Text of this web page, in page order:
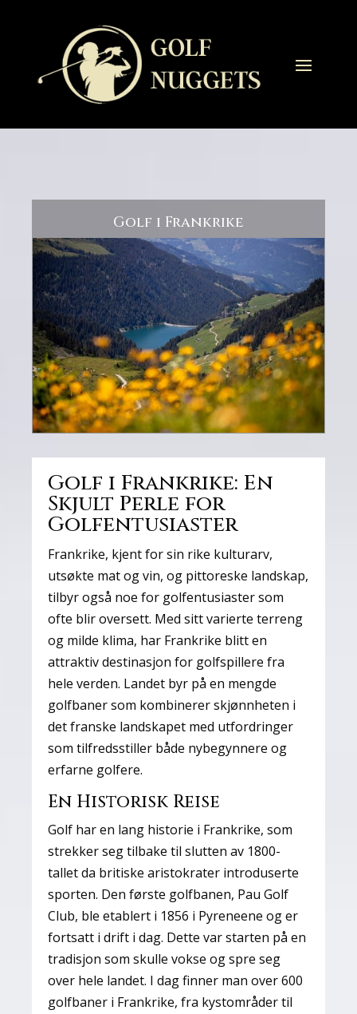
Golf i Frankrike
Golf i Frankrike: En
Skjult Perle for
Golfentusiaster
Frankrike, kjent for sin rike kulturarv,
utsøkte mat og vin, og pittoreske landskap,
tilbyr også noe for golfentusiaster som
ofte blir oversett. Med sitt varierte terreng
og milde klima, har Frankrike blitt en
attraktiv destinasjon for golfspillere fra
hele verden. Landet byr på en mengde
golfbaner som kombinerer skjønnheten i
det franske landskapet med utfordringer
som tilfredsstiller både nybegynnere og
erfarne golfere.
En Historisk Reise
Golf har en lang historie i Frankrike, som
strekker seg tilbake til slutten av 1800-
tallet da britiske aristokrater introduserte
sporten. Den første golfbanen, Pau Golf
Club, ble etablert i 1856 i Pyreneene og er
fortsatt i drift i dag. Dette var starten på en
tradisjon som skulle vokse og spre seg
over hele landet. I dag finner man over 600
golfbaner i Frankrike, fra kystområder til